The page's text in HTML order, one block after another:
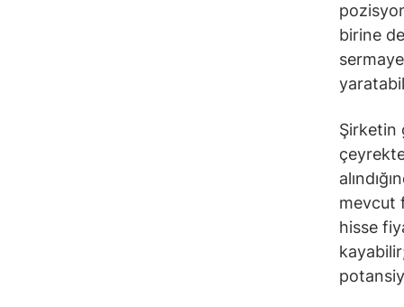
birine
Şirketin
mevcut
hisse